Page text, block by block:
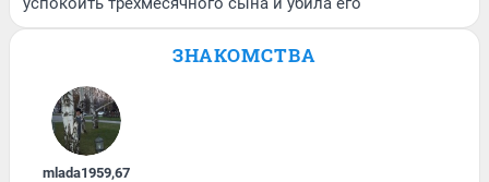
ЗНАКОМСТВА
mlada1959,67